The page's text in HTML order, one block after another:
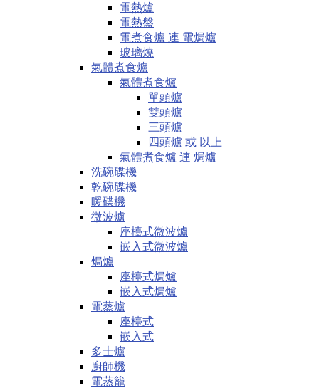
電熱爐
電熱盤
電煮食爐 連 電焗爐
玻璃燒
氣體煮食爐
氣體煮食爐
單頭爐
雙頭爐
三頭爐
四頭爐 或 以上
氣體煮食爐 連 焗爐
洗碗碟機
乾碗碟機
暖碟機
微波爐
座檯式微波爐
嵌入式微波爐
焗爐
座檯式焗爐
嵌入式焗爐
電蒸爐
座檯式
嵌入式
多士爐
廚師機
電蒸籠